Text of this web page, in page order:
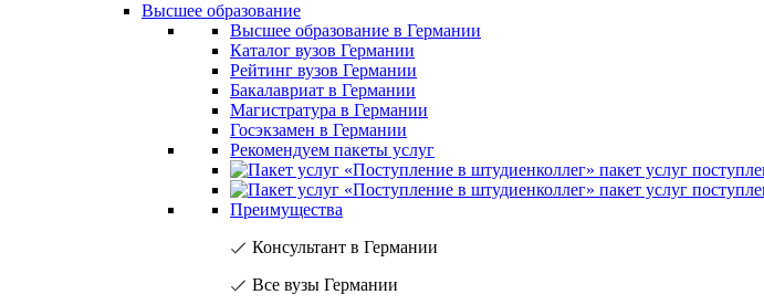
Высшее образование
Высшее образование в Германии
Каталог вузов Германии
Рейтинг вузов Германии
Бакалавриат в Германии
Магистратура в Германии
Госэкзамен в Германии
Рекомендуем пакеты услуг
Преимущества
Консультант в Германии
Все вузы Германии